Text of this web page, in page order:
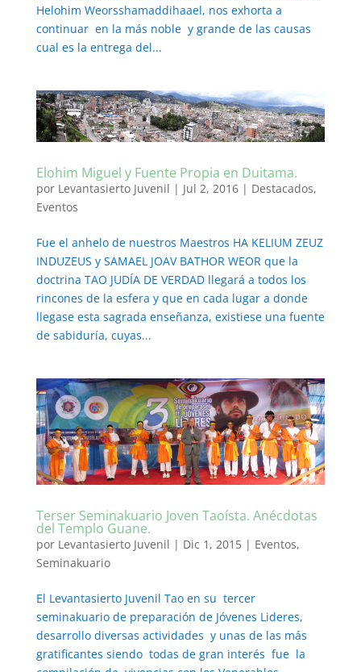
Helohim Weorsshamaddihaael, nos exhorta a
continuar en la más noble y grande de las causas
cual es la entrega del...
Elohim Miguel y Fuente Propia en Duitama.
por Levantasierto Juvenil | Jul 2, 2016| Destacados,
Eventos
Fue el anhelo de nuestros Maestros HA KELIUM ZEUZ
INDUZEUS y SAMAEL JOAV BATHOR WEOR que la
doctrina TAO JUDÍA DE VERDAD llegará a todos los
rincones de la esfera y que en cada lugar a donde
llegase esta sagrada enseñanza, existiese una fuente
de sabiduría, cuyas...
Terser Seminakuario Joven Taoísta. Anécdotas
del Templo Guane.
por Levantasierto Juvenil | Dic 1, 2015| Eventos,
Seminakuario
El Levantasierto Juvenil Tao en su tercer
seminakuario de preparación de Jóvenes Lideres,
desarrollo diversas actividades y unas de las más
gratificantes siendo todas de gran interés fue la